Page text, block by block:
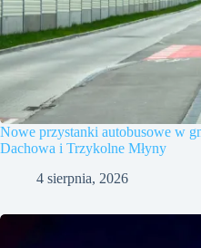
Nowe przystanki autobusowe w
Dachowa i Trzykolne Młyny
4 sierpnia, 2026